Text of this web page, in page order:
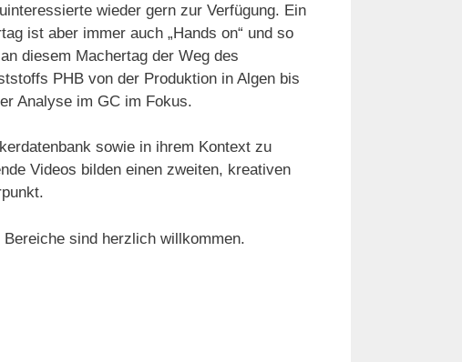
wieder gern zur Verfügung. Ein
ist aber immer auch „Hands on“ und so
diesem Machertag der Weg des
PHB von der Produktion in Algen bis
Analyse im GC im Fokus.
sowie in ihrem Kontext zu
Videos bilden einen zweiten, kreativen
sind herzlich willkommen.